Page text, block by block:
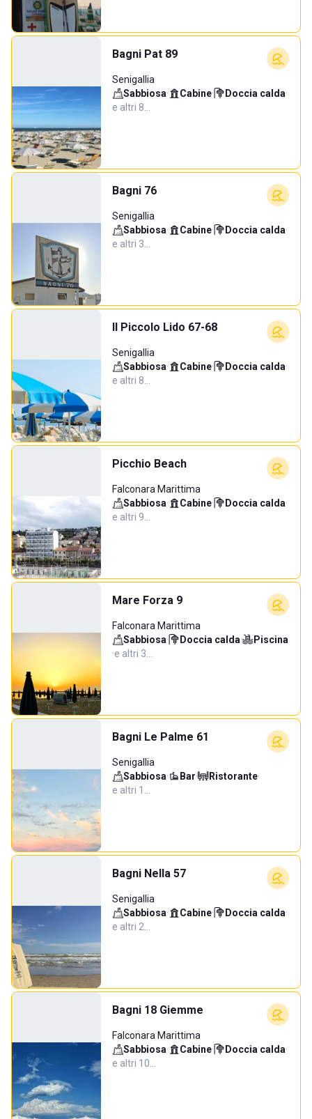
Bagni Pat 89
Senigallia
Sabbiosa· Cabine· Doccia calda·
e altri 8…
Bagni 76
Senigallia
Sabbiosa· Cabine· Doccia calda·
e altri 3…
Il Piccolo Lido 67-68
Senigallia
Sabbiosa· Cabine· Doccia calda·
e altri 8…
Picchio Beach
Falconara Marittima
Sabbiosa· Cabine· Doccia calda·
e altri 9…
Mare Forza 9
Falconara Marittima
Sabbiosa· Doccia calda·
Piscina
·e altri 3…
Bagni Le Palme 61
Senigallia
Sabbiosa· Bar· Ristorante·
e altri 1…
Bagni Nella 57
Senigallia
Sabbiosa· Cabine· Doccia calda·
e altri 2…
Bagni 18 Giemme
Falconara Marittima
Sabbiosa· Cabine· Doccia calda·
e altri 10…